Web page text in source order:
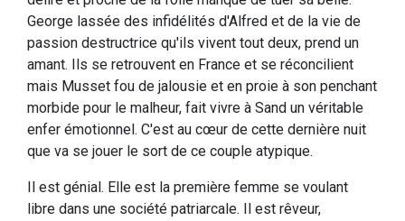
George lassée des infidélités d'Alfred et de la vie de
passion destructrice qu'ils vivent tout deux, prend un
amant. Ils se retrouvent en France et se réconcilient
mais Musset fou de jalousie et en proie à son penchant
morbide pour le malheur, fait vivre à Sand un véritable
enfer émotionnel. C'est au cœur de cette dernière nuit
que va se jouer le sort de ce couple atypique.
Il est génial. Elle est la première femme se voulant
libre dans une société patriarcale. Il est rêveur,